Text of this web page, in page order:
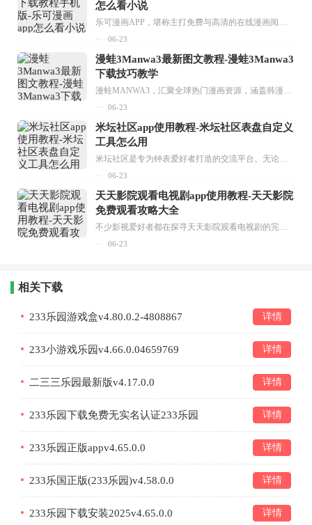
怎么看小说
乐可漫画APP，堪称主打免费与高清的在线漫画阅读神器。其官方版提供海量完整版漫画资源，无论是国内漫画，还是日漫、韩漫、台漫、美漫等国外漫画，应有尽有，随时供你阅读。只需轻点一下，便能直接进入阅读界面。不仅如此，乐可漫画最新版本更新速度极快，在这里，你总能抢先看到全网一手漫画章节内容！...
06-23
漫蛙3Manwa3最新图文教程-漫蛙3Manwa3
下载技巧教学
漫蛙MANWA3，汇聚全球热门漫画资源，涵盖韩漫、欧美漫画、国漫等多种类型，题材丰富多样，全方位满足用户阅读喜好。它不仅是阅读平台，更是创作平台，为广大用户打造零门槛创作环境。...
06-23
米坛社区app使用教程-米坛社区表盘自定义
工具怎么用
米坛社区是专为钟表爱好者打造的交流平台。无论你是初涉钟表领域的普通爱好者，还是拥有多年收藏经验的资深玩家，都能在此找到属于自己的天地。 无需注册，就能轻松参与其中。通过专业的讨论论坛与丰富的交互功能，你可与世界各地的钟表爱好者畅快交流。若你钟情于钟表，米坛社区无疑是值得一试的理想之选。在这里，你能获取最新的手表资讯，交流见解，提升鉴赏品味，让每一块手表都成为收藏故事中重要的一部分。感兴趣的朋友，不要错过下载机会。...
06-23
天天影院观看电视剧app使用教程-天天影院
免费观看攻略大全
不少影视爱好者都在探寻天天影院观看电视剧的完整方法，结合最新平台使用规则，本篇新手入门攻略全面讲解观看渠道、检索流程、播放设置以及画面模式调整等实用内容。全文适配手机、电脑等主流设备，步骤简洁易懂，无论是初次使用的新手，还是想要优化观影体验的用户，都能参照内容快速上手，熟练掌握平台各项操作技巧，轻松畅享影视内容。...
06-23
相关下载
233乐园游戏盒v4.80.0.2-4808867 详情
233小游戏乐园v4.66.0.04659769 详情
二三三乐园最新版v4.17.0.0 详情
233乐园下载免费无实名认证233乐园
详情
233乐园正版appv4.65.0.0 详情
233乐国正版(233乐园)v4.58.0.0 详情
233乐园下载安装2025v4.65.0.0 详情